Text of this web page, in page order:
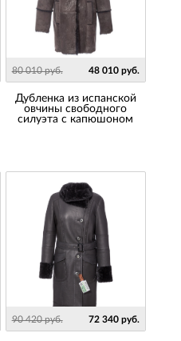
80 010 руб. 48 010 руб.
Дубленка из испанской
овчины свободного
силуэта с капюшоном
90 420 руб. 72 340 руб.